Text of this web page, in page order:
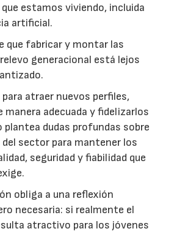
estamos viviendo, incluida
artificial.
que fabricar y montar las
generacional está lejos
atraer nuevos perfiles,
manera adecuada y fidelizarlos
plantea dudas profundas sobre
del sector para mantener los
seguridad y fiabilidad que
obliga a una reflexión
necesaria: si realmente el
atractivo para los jóvenes